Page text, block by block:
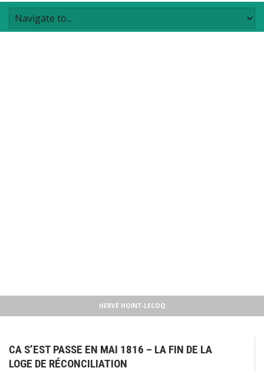
HERVÉ HOINT-LECOQ
CA S’EST PASSE EN MAI 1816 – LA FIN DE LA
LOGE DE RÉCONCILIATION